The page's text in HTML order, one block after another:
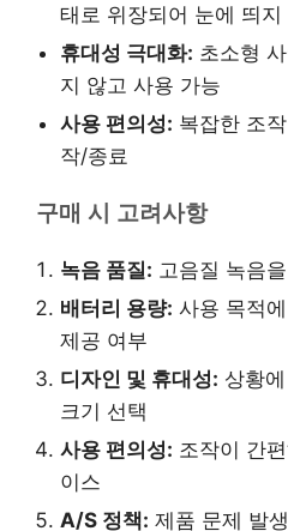
태로 위장되어 눈에 띄지
휴대성 극대화: 초소형
지 않고 사용 가능
사용 편의성: 복잡한 조
작/종료
구매 시 고려사항
녹음 품질: 고음질 녹음
배터리 용량: 사용 목적
제공 여부
디자인 및 휴대성: 상황
크기 선택
사용 편의성: 조작이 간
이스
A/S 정책: 제품 문제 발